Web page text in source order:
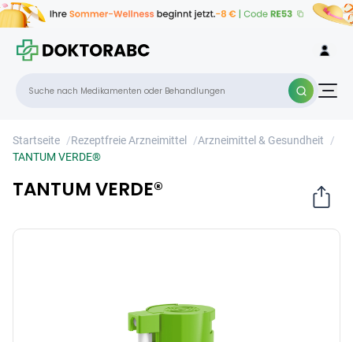
Startseite /Rezeptfreie Arzneimittel /Arzneimittel & Gesundheit
/
TANTUM VERDE®
TANTUM VERDE®
×